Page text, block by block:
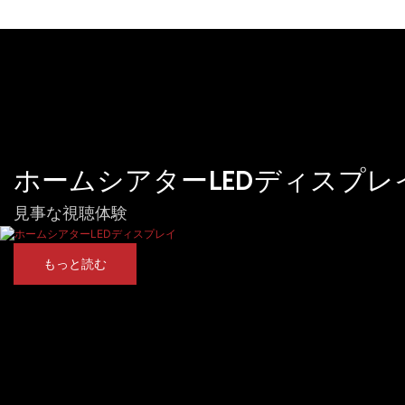
ホームシアターLEDディスプレ
見事な視聴体験
もっと読む